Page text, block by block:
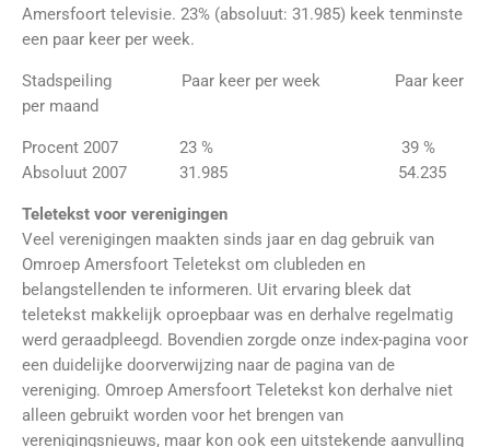
Amersfoort televisie. 23% (absoluut: 31.985) keek tenminste
een paar keer per week.
Stadspeiling Paar keer per week Paar keer
per maand
Procent 2007 23 % 39 %
Absoluut 2007 31.985 54.235
Teletekst voor verenigingen
Veel verenigingen maakten sinds jaar en dag gebruik van
Omroep Amersfoort Teletekst om clubleden en
belangstellenden te informeren. Uit ervaring bleek dat
teletekst makkelijk oproepbaar was en derhalve regelmatig
werd geraadpleegd. Bovendien zorgde onze index-pagina voor
een duidelijke doorverwijzing naar de pagina van de
vereniging. Omroep Amersfoort Teletekst kon derhalve niet
alleen gebruikt worden voor het brengen van
verenigingsnieuws, maar kon ook een uitstekende aanvulling